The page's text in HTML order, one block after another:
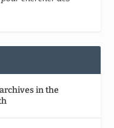
in the